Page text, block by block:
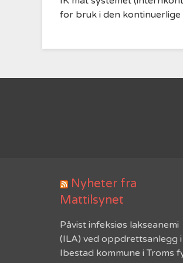
for bruk i den kontinuerlige
Nyheter fra
Mattilsynet
Påvist infeksiøs lakseanemi
(ILA) ved oppdrettsanlegg i
Ibestad kommune i Troms